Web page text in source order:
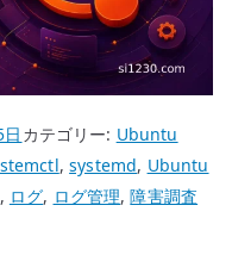
カテゴリー: Ubuntu
,systemd, Ubuntu
, ログ, ログ管理,障害調査